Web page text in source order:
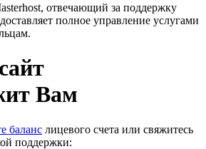
отвечающий за поддержку
полное управление услугами
Вам
баланс лицевого счета или свяжитесь
поддержки: